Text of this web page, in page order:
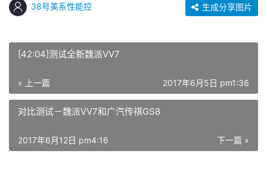
38号美系性能控 生成分享图片
[42:04]测试全新魏派VV7
« 上一篇 2017年6月5日 pm1:36
对比测试－魏派VV7和广汽传祺GS8
下一篇 »
2017年6月12日 pm4:16